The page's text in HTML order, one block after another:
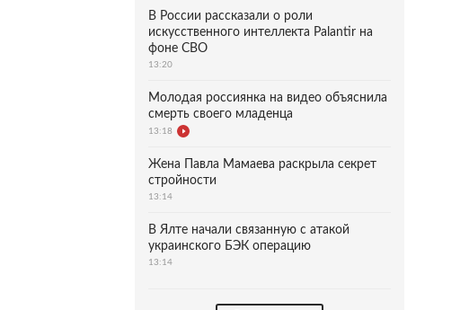
В России рассказали о роли
искусственного интеллекта Palantir на
фоне СВО
13:20
Молодая россиянка на видео объяснила
смерть своего младенца
13:18
Жена Павла Мамаева раскрыла секрет
стройности
13:14
В Ялте начали связанную с атакой
украинского БЭК операцию
13:14